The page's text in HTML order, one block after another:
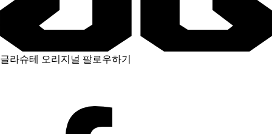
글라슈테 오리지널 팔로우하기